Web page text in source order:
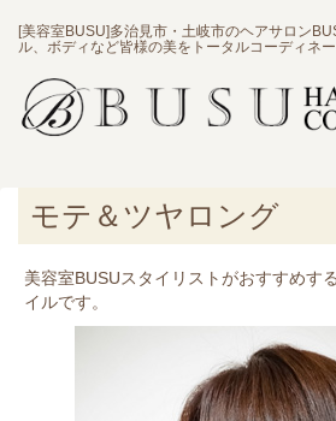
[美容室BUSU]多治見市・土岐市のヘアサロン
ル、ボディなど皆様の美をトータルコーディネー
モテ＆ツヤロング
美容室BUSUスタイリストがおすすめす
イルです。